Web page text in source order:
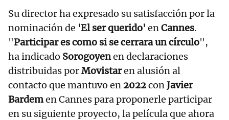
Su director ha expresado su satisfacción por la
nominación de 'El ser querido' enCannes.
"Participar es como si se cerrara un círculo",
ha indicado Sorogoyenen declaraciones
distribuidas porMovistaren alusión al
contacto que mantuvo en 2022conJavier
Bardemen Cannes para proponerle participar
en su siguiente proyecto, la película que ahora